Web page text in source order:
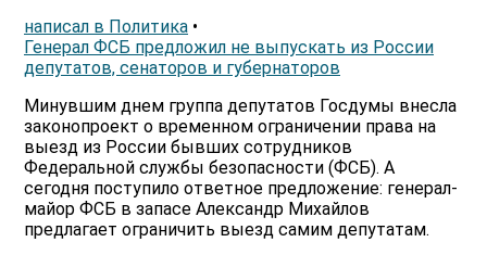
написал в Политика •
Генерал ФСБ предложил не выпускать из России
депутатов, сенаторов и губернаторов
Минувшим днем группа депутатов Госдумы внесла
законопроект о временном ограничении права на
выезд из России бывших сотрудников
Федеральной службы безопасности (ФСБ). А
сегодня поступило ответное предложение: генерал-
майор ФСБ в запасе Александр Михайлов
предлагает ограничить выезд самим депутатам.